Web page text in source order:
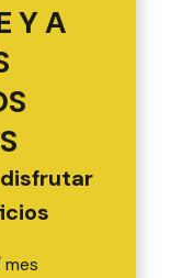
Y A
mes